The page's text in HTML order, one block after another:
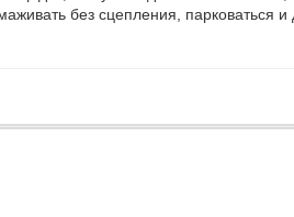
без сцепления, парковаться и